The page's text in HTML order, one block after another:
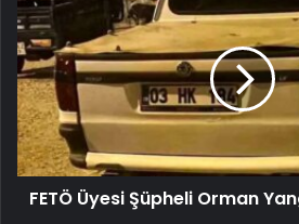
FETÖ Üyesi Şüpheli Orman